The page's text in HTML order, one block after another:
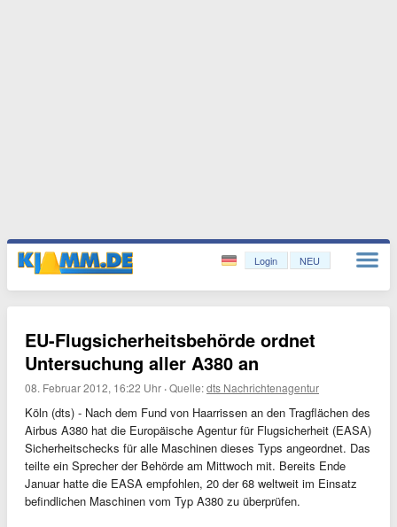
Login NEU
EU-Flugsicherheitsbehörde ordnet
Untersuchung aller A380 an
08. Februar 2012, 16:22 Uhr ·Quelle:dts Nachrichtenagentur
Köln (dts) - Nach dem Fund von Haarrissen an den Tragflächen des
Airbus A380 hat die Europäische Agentur für Flugsicherheit (EASA)
Sicherheitschecks für alle Maschinen dieses Typs angeordnet. Das
teilte ein Sprecher der Behörde am Mittwoch mit. Bereits Ende
Januar hatte die EASA empfohlen, 20 der 68 weltweit im Einsatz
befindlichen Maschinen vom Typ A380 zu überprüfen.